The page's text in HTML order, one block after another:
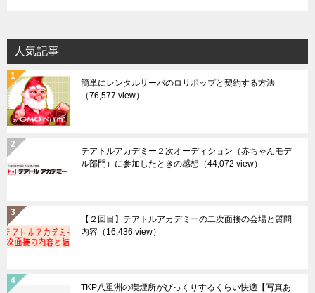
人気記事
簡単にレンタルサーバのロリポップと契約する方法
（76,577 view）
テアトルアカデミー２次オーディション（赤ちゃんモデ
ル部門）に参加したときの感想 （44,072 view）
【２回目】テアトルアカデミーの二次面接の会場と質問
内容 （16,436 view）
TKP八重洲の喫煙所がびっくりするくらい快適【写真あ